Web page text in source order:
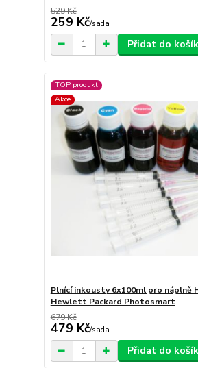
529 Kč
259 Kč/sada
Přidat do
TOP produkt
Akce
Plnící inkousty 6x100ml pro náplně
Hewlett Packard Photosmart
679 Kč
479 Kč/sada
Přidat do